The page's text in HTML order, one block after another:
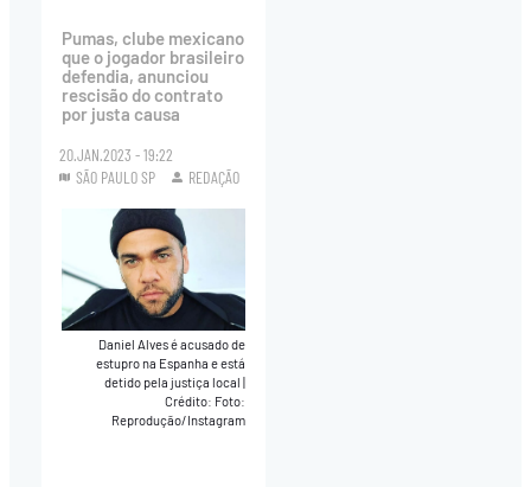
Pumas, clube mexicano
que o jogador brasileiro
defendia, anunciou
rescisão do contrato
por justa causa
20.JAN.2023 - 19:22
SÃO PAULO SP
REDAÇÃO
Daniel Alves é acusado de
estupro na Espanha e está
detido pela justiça local|
Crédito: Foto:
Reprodução/Instagram